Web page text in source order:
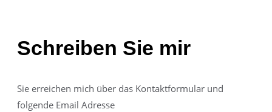
Schreiben Sie mir
Sie erreichen mich über das Kontaktformular und
folgende Email Adresse